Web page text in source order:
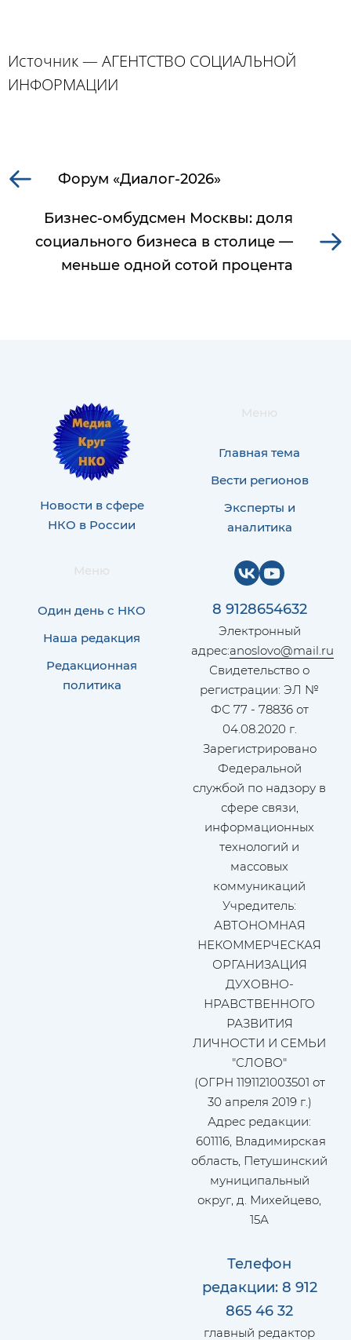
Источник — АГЕНТСТВО СОЦИАЛЬНОЙ
ИНФОРМАЦИИ
Форум «Диалог-2026»
Бизнес-омбудсмен Москвы: доля
социального бизнеса в столице —
меньше одной сотой процента
Новости в сфере
НКО в России
Меню
Главная тема
Вести регионов
Эксперты и
аналитика
Меню
Один день с НКО
Наша редакция
Редакционная
политика
8 9128654632
Электронный
адрес:anoslovo@mail.ru
Свидетельство о
регистрации: ЭЛ №
ФС 77 - 78836 от
04.08.2020 г.
Зарегистрировано
Федеральной
службой по надзору в
сфере связи,
информационных
технологий и
массовых
коммуникаций
Учредитель:
АВТОНОМНАЯ
НЕКОММЕРЧЕСКАЯ
ОРГАНИЗАЦИЯ
ДУХОВНО-
НРАВСТВЕННОГО
РАЗВИТИЯ
ЛИЧНОСТИ И СЕМЬИ
"СЛОВО"
(ОГРН 1191121003501 от
30 апреля 2019 г.)
Адрес редакции:
601116, Владимирская
область, Петушинский
муниципальный
округ, д. Михейцево,
15А
Телефон
редакции: 8 912
865 46 32
главный редактор